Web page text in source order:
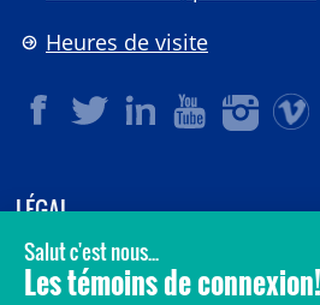
Heures de visite
LÉGAL
© 2006-2026CHU Sainte-Justine.
Tous droits réservés.